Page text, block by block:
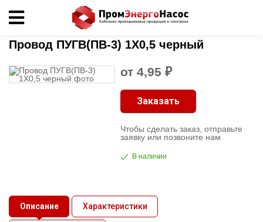
проводниковая
Освещение
Главная Кабельно-проводниковая продукция»ПУГВ»Провод ПУГВ(ПВ-3) 1X0,5
Провод ПУГВ(ПВ-3) 1X0,5 черный
от 4,95 ₽
Заказать
Чтобы сделать заказ, отправьте
заявку или позвоните нам
В наличии
Описание Характеристики